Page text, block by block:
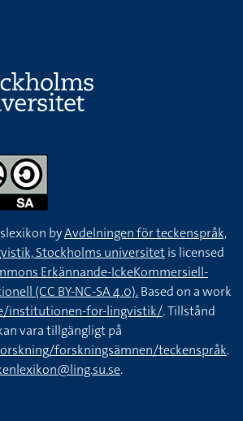
byAvdelningen för teckenspråk,
Stockholms universitetis licensed
Erkännande-IckeKommersiell-
(CC BY-NC-SA 4.0).Based on a work
institutionen-for-lingvistik/. Tillstånd
vara tillgängligt på
forskningsämnen/teckenspråk.
.